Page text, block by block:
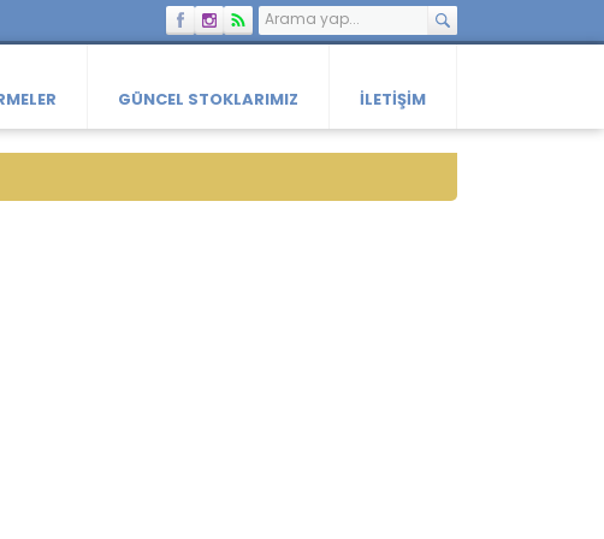
GÜNCEL STOKLARIMIZ İLETIŞIM